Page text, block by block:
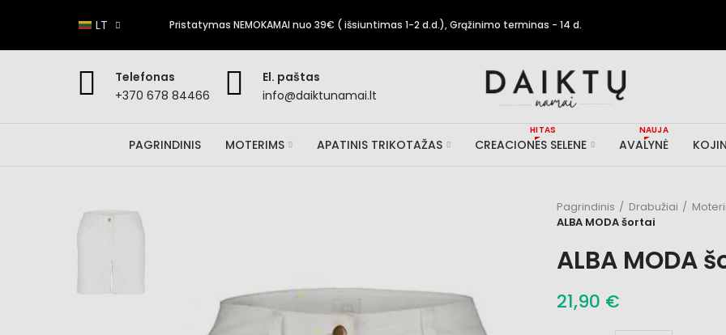
LT Pristatymas NEMOKAMAI nuo 39€ ( išsiuntimas 1-2 d.d.), Grąžinimo terminas - 14 d.
Telefonas
+370 678 84466
El. paštas
info@daiktunamai.lt
PAGRINDINIS MOTERIMS APATINIS TRIKOTAŽAS CREACIONES SELENE
HITAS
AVALYNĖ
NAUJA
Pagrindinis Drabužiai
ALBA MODA šortai
ALBA MODA
21,90 €